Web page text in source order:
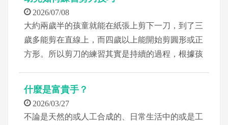
2026/07/08
大約兩歲半的孩童就能在紙張上剪下一刀，到了三
歲多能剪在直線上，而四歲以上能開始剪圓形或正
方形。所以剪刀的練習其實是持續的過程，根據孩
什麼是富貴手？
2026/03/27
不論是天然的或人工合成的、日常生活中的或是工